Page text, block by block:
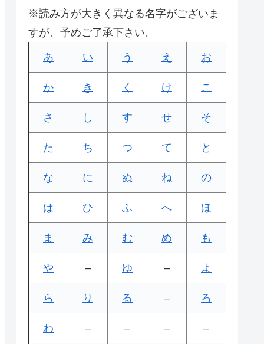
※読み方が大きく異なる名字がございま
すが、予めご了承下さい。
あ い う え お
か き く け こ
さ し す せ そ
た ち つ て と
な に ぬ ね の
は ひ ふ へ ほ
ま み む め も
や – ゆ – よ
ら り る – ろ
わ – – – –